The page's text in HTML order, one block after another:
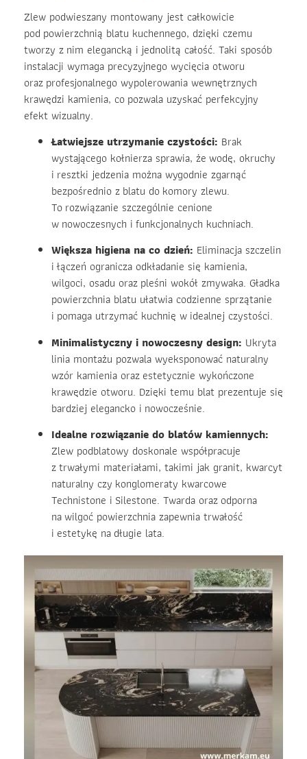
Zlew podwieszany montowany jest całkowicie
pod powierzchnią blatu kuchennego, dzięki czemu
tworzy z nim elegancką i jednolitą całość. Taki sposób
instalacji wymaga precyzyjnego wycięcia otworu
oraz profesjonalnego wypolerowania wewnętrznych
krawędzi kamienia, co pozwala uzyskać perfekcyjny
efekt wizualny.
Łatwiejsze utrzymanie czystości: Brak
wystającego kołnierza sprawia, że wodę, okruchy
i resztki jedzenia można wygodnie zgarnąć
bezpośrednio z blatu do komory zlewu.
To rozwiązanie szczególnie cenione
w nowoczesnych i funkcjonalnych kuchniach.
Większa higiena na co dzień: Eliminacja szczelin
i łączeń ogranicza odkładanie się kamienia,
wilgoci, osadu oraz pleśni wokół zmywaka. Gładka
powierzchnia blatu ułatwia codzienne sprzątanie
i pomaga utrzymać kuchnię w idealnej czystości.
Minimalistyczny i nowoczesny design: Ukryta
linia montażu pozwala wyeksponować naturalny
wzór kamienia oraz estetycznie wykończone
krawędzie otworu. Dzięki temu blat prezentuje się
bardziej elegancko i nowocześnie.
Idealne rozwiązanie do blatów kamiennych:
Zlew podblatowy doskonale współpracuje
z trwałymi materiałami, takimi jak granit, kwarcyt
naturalny czy konglomeraty kwarcowe
Technistone i Silestone. Twarda oraz odporna
na wilgoć powierzchnia zapewnia trwałość
i estetykę na długie lata.